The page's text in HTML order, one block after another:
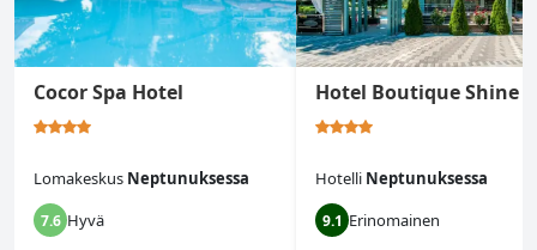
Cocor Spa Hotel
Lomakeskus Neptunuksessa
7.6 Hyvä
Hotel Boutique Shine
Hotelli Neptunuksessa
9.1 Erinomainen